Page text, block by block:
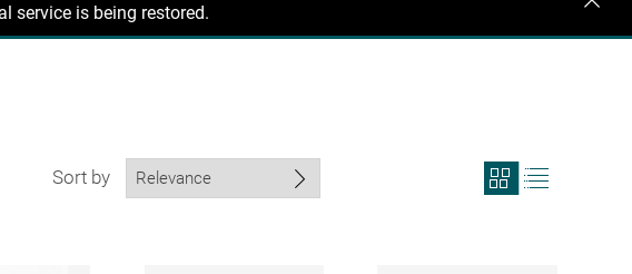
service is being restored.
Sort by
View
search